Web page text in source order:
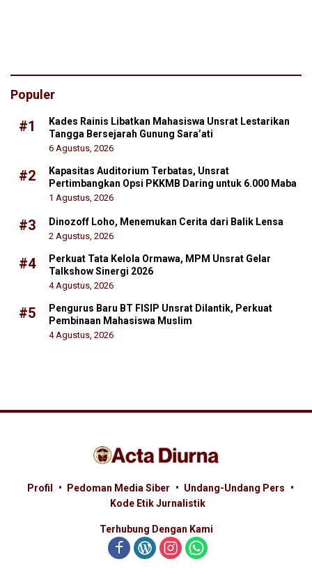
Populer
#1
Kades Rainis Libatkan Mahasiswa Unsrat Lestarikan
Tangga Bersejarah Gunung Sara’ati
6 Agustus, 2026
#2
Kapasitas Auditorium Terbatas, Unsrat
Pertimbangkan Opsi PKKMB Daring untuk 6.000 Maba
1 Agustus, 2026
#3 Dinozoff Loho, Menemukan Cerita dari Balik Lensa
2 Agustus, 2026
#4
Perkuat Tata Kelola Ormawa, MPM Unsrat Gelar
Talkshow Sinergi 2026
4 Agustus, 2026
#5
Pengurus Baru BT FISIP Unsrat Dilantik, Perkuat
Pembinaan Mahasiswa Muslim
4 Agustus, 2026
Profil Pedoman Media Siber
Undang-Undang Pers
Kode Etik Jurnalistik
Terhubung Dengan Kami